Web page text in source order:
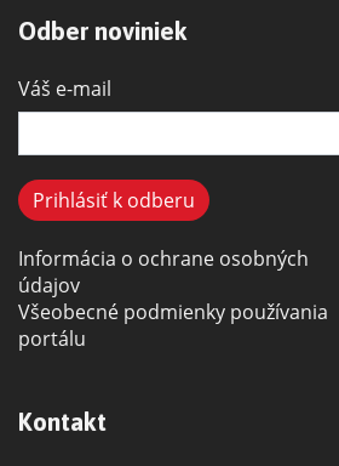
Odber noviniek
Váš e-mail
Informácia o ochrane osobných
údajov
Všeobecné podmienky používania
portálu
Kontakt